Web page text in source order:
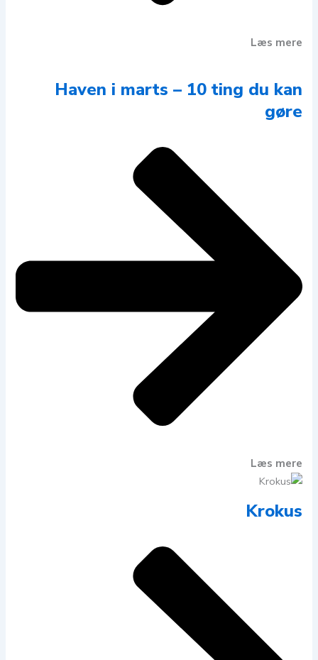
Læs mere
Haven i marts – 10 ting du kan
gøre
Læs mere
Krokus